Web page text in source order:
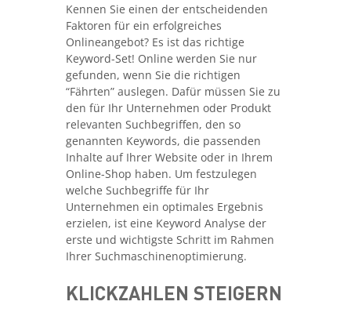
Kennen Sie einen der entscheidenden
Faktoren für ein erfolgreiches
Onlineangebot? Es ist das richtige
Keyword-Set! Online werden Sie nur
gefunden, wenn Sie die richtigen
“Fährten” auslegen. Dafür müssen Sie zu
den für Ihr Unternehmen oder Produkt
relevanten Suchbegriffen, den so
genannten Keywords, die passenden
Inhalte auf Ihrer Website oder in Ihrem
Online-Shop haben. Um festzulegen
welche Suchbegriffe für Ihr
Unternehmen ein optimales Ergebnis
erzielen, ist eine Keyword Analyse der
erste und wichtigste Schritt im Rahmen
Ihrer Suchmaschinenoptimierung.
KLICKZAHLEN STEIGERN